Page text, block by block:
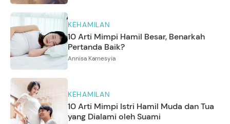
KEHAMILAN
10 Arti Mimpi Hamil Besar, Benarkah
Pertanda Baik?
Annisa Karnesyia
KEHAMILAN
10 Arti Mimpi Istri Hamil Muda dan Tua
yang Dialami oleh Suami